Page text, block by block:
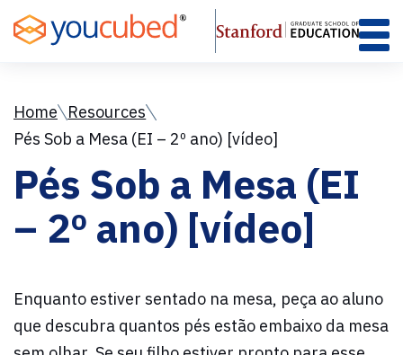
to
Content
Home
Resources
Pés Sob a Mesa (EI – 2º ano) [vídeo]
Pés Sob a Mesa (EI
– 2º ano) [vídeo]
Enquanto estiver sentado na mesa, peça ao aluno
que descubra quantos pés estão embaixo da mesa